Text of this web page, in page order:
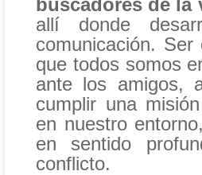
allí donde
comunicación.
que todos somos
ante los amigos,
cumplir una
en nuestro
en sentido
conflicto.